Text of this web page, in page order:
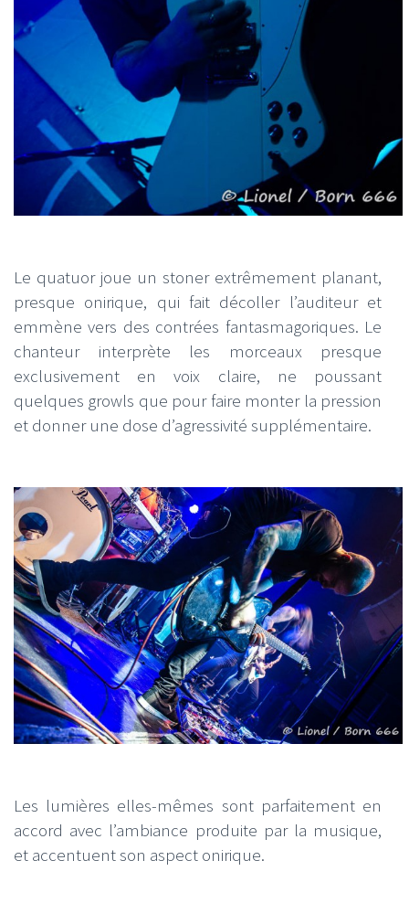
Le quatuor joue un stoner extrêmement planant,
presque onirique, qui fait décoller l’auditeur et
emmène vers des contrées fantasmagoriques. Le
chanteur interprète les morceaux presque
exclusivement en voix claire, ne poussant
quelques growls que pour faire monter la pression
et donner une dose d’agressivité supplémentaire.
Les lumières elles-mêmes sont parfaitement en
accord avec l’ambiance produite par la musique,
et accentuent son aspect onirique.